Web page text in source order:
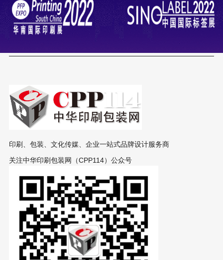
印刷、包装、文化传媒、企业一站式品牌设计服务商
关注中华印刷包装网（CPP114）公众号